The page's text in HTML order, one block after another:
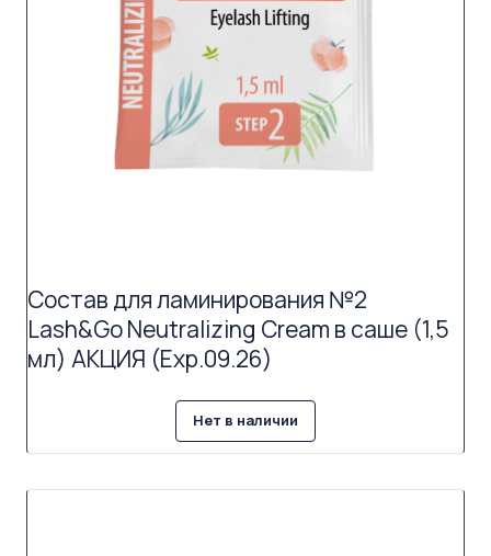
Состав для ламинирования №2
Lash&Go Neutralizing Cream в саше (1,5
мл) АКЦИЯ (Exp.09.26)
Нет в наличии